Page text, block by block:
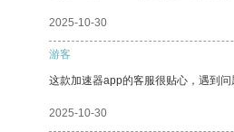
2025-10-30
游客
这款加速器app的客服很贴心，遇到问
2025-10-30